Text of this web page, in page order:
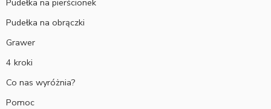
Pudełka na obrączki
Grawer
4 kroki
Co nas wyróżnia?
Pomoc